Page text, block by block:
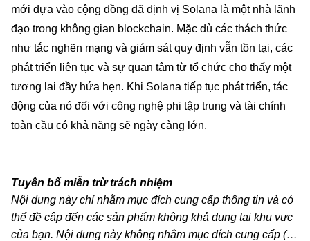
mới dựa vào cộng đồng đã định vị Solana là một nhà lãnh
đạo trong không gian blockchain. Mặc dù các thách thức
như tắc nghẽn mạng và giám sát quy định vẫn tồn tại, các
phát triển liên tục và sự quan tâm từ tổ chức cho thấy một
tương lai đầy hứa hẹn. Khi Solana tiếp tục phát triển, tác
động của nó đối với công nghệ phi tập trung và tài chính
toàn cầu có khả năng sẽ ngày càng lớn.
Tuyên bố miễn trừ trách nhiệm
Nội dung này chỉ nhằm mục đích cung cấp thông tin và có
thể đề cập đến các sản phẩm không khả dụng tại khu vực
của bạn. Nội dung này không nhằm mục đích cung cấp (i)